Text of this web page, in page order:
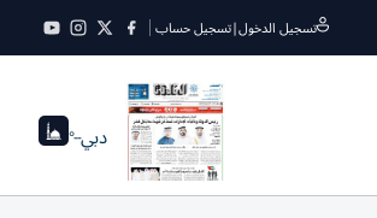
تسجيل الدخول|تسجيل حساب
دبي--°